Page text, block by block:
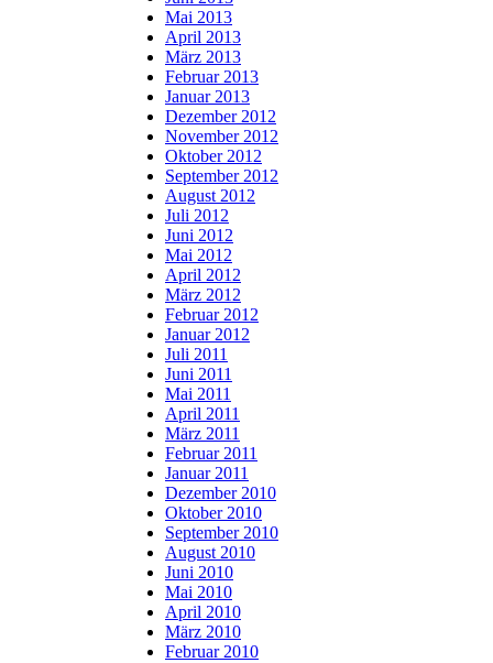
Mai 2013
April 2013
März 2013
Februar 2013
Januar 2013
Dezember 2012
November 2012
Oktober 2012
September 2012
August 2012
Juli 2012
Juni 2012
Mai 2012
April 2012
März 2012
Februar 2012
Januar 2012
Juli 2011
Juni 2011
Mai 2011
April 2011
März 2011
Februar 2011
Januar 2011
Dezember 2010
Oktober 2010
September 2010
August 2010
Juni 2010
Mai 2010
April 2010
März 2010
Februar 2010